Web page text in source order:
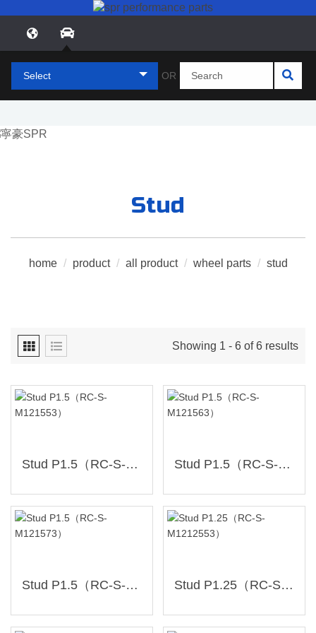
Select OR
Stud
home / product / all product / wheel parts / stud
Showing 1 - 6 of 6 results
Stud P1.5（RC-S-M121553） Stud P1.5（RC-S-M121563）
Stud P1.5（RC-S-M121573） Stud P1.25（RC-S-M1212553）